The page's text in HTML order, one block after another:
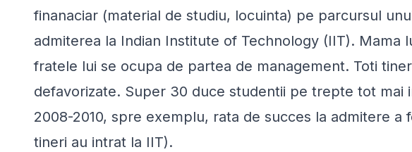
finanaciar (material de studiu, locuinta) pe parcursul
admiterea la Indian Institute of Technology (IIT). Mama
fratele lui se ocupa de partea de management. Toti
defavorizate. Super 30 duce studentii pe trepte tot mai
2008-2010, spre exemplu, rata de succes la admitere a
tineri au intrat la IIT).